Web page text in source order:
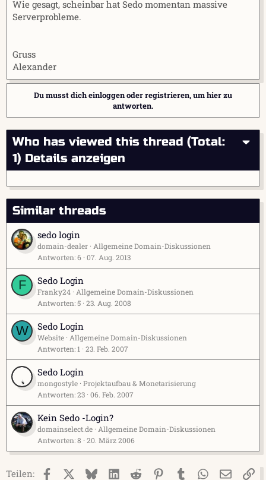
Wie gesagt, scheinbar hat Sedo momentan massive
Serverprobleme.
Gruss
Alexander
Du musst dich einloggen oder registrieren, um hier zu
antworten.
Who has viewed this thread (Total:
1) Details anzeigen
Similar threads
sedo login
domain-dealer
Allgemeine Domain-Diskussionen
Antworten 6 07. Aug. 2013
F Sedo Login
Franky24
Allgemeine Domain-Diskussionen
Antworten 5 23. Aug. 2008
W Sedo Login
Website
Allgemeine Domain-Diskussionen
Antworten 1 23. Feb. 2007
Sedo Login
mongostyle Projektaufbau & Monetarisierung
Antworten 23 06. Feb. 2007
Kein Sedo -Login?
domainselect.de
Allgemeine Domain-Diskussionen
Antworten 8 20. März 2006
Teilen: FacebookX (Twitter)
BlueskyLinkedIn
Reddit PinterestTumblr WhatsApp
E-Mail